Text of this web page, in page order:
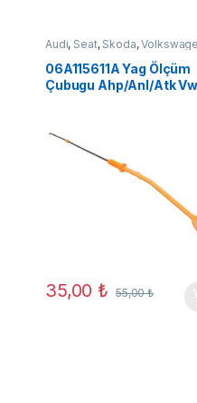
Audi, Seat, Skoda,
06A115611A Yag Ölçüm
Çubugu Ahp/Anl/Atk Vw
35,00 ₺ 55,00₺